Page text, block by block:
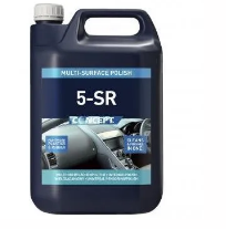
Sellel
tootel
on
mitu
Valikud
saab
teha
toote